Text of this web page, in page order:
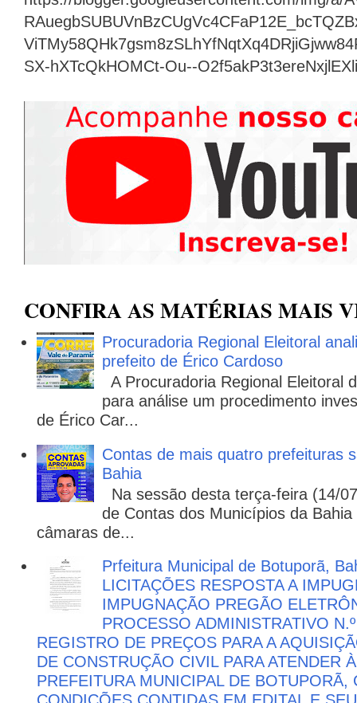
SX-hXTcQkHOMCt-Ou--
CONFIRA AS MATÉRIAS MAIS
Procuradoria Regional Eleitoral
prefeito de Érico Cardoso
A Procuradoria Regional Eleitoral
para análise um procedimento
de Érico Car...
Contas de mais quatro prefeituras
Bahia
Na sessão desta terça-feira (14/
de Contas dos Municípios da
câmaras de...
Prfeitura Municipal de Botuporã,
LICITAÇÕES RESPOSTA A
IMPUGNAÇÃO PREGÃO
PROCESSO ADMINISTRATIVO
REGISTRO DE PREÇOS PARA A
DE CONSTRUÇÃO CIVIL PARA ATENDER
PREFEITURA MUNICIPAL DE